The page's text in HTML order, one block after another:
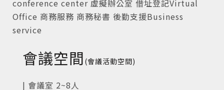
會議空間 (會議活動空間)
| 會議室 2~8人